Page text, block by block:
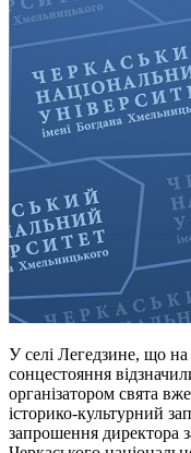
У селі Легедзине, що на
сонцестояння
організатором свята
історико-культурний
запрошення директора